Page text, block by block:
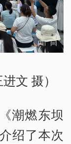
文 摄）
潮燃东坝
绍了本次